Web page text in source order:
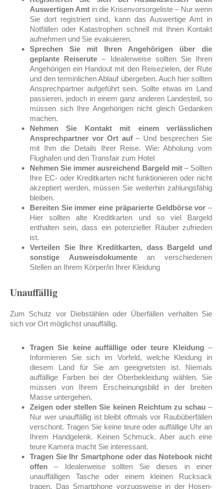
Auswertigen Amt in die Krisenvorsorgeliste – Nur wenn
Sie dort registriert sind, kann das Auswertige Amt in
Notfällen oder Katastrophen schnell mit Ihnen Kontakt
aufnehmen und Sie evakuieren.
Sprechen Sie mit Ihren Angehörigen über die
geplante Reiserute – Idealerweise sollten Sie Ihren
Angehörigen ein Handout mit den Reisezielen, der Rute
und den terminlichen Ablauf übergeben. Auch hier sollten
Ansprechpartner aufgeführt sein. Sollte etwas im Land
passieren, jedoch in einem ganz anderen Landesteil, so
müssen sich Ihre Angehörigen nicht gleich Gedanken
machen.
Nehmen Sie Kontakt mit einem verlässlichen
Ansprechpartner vor Ort auf– Und besprechen Sie
mit Ihm die Details Ihrer Reise. Wie: Abholung vom
Flughafen und den Transfair zum Hotel
Nehmen Sie immer ausreichend Bargeld mit– Sollten
Ihre EC- oder Kreditkarten nicht funktionieren oder nicht
akzeptiert werden, müssen Sie weiterhin zahlungsfähig
bleiben.
Bereiten Sie immer eine präparierte Geldbörse vor –
Hier sollten alte Kreditkarten und so viel Bargeld
enthalten sein, dass ein potenzieller Räuber zufrieden
ist.
Verteilen Sie Ihre Kreditkarten, dass Bargeld und
sonstige Ausweisdokumentean verschiedenen
Stellen an Ihrem Körper/in Ihrer Kleidung
Unauffällig
Zum Schutz vor Diebstählen oder Überfällen verhalten Sie
sich vor Ort möglichst unauffällig.
Tragen Sie keine auffällige oder teure Kleidung –
Informieren Sie sich im Vorfeld, welche Kleidung in
diesem Land für Sie am geeignetsten ist. Niemals
auffällige Farben bei der Oberbekleidung wählen. Sie
müssen von Ihrem Erscheinungsbild in der breiten
Masse untergehen.
Zeigen oder stellen Sie keinen Reichtum zu schau –
Nur wer unauffällig ist bleibt oftmals vor Raubüberfällen
verschont. Tragen Sie keine teure oder auffällige Uhr an
Ihrem Handgelenk. Keinen Schmuck. Aber auch eine
teure Kamera macht Sie interessant.
Tragen Sie Ihr Smartphone oder das Notebook nicht
offen – Idealerweise sollten Sie dieses in einer
unauffälligen Tasche oder einem kleinen Rucksack
tragen. Das Smartphone vorzugsweise in der Hosen-